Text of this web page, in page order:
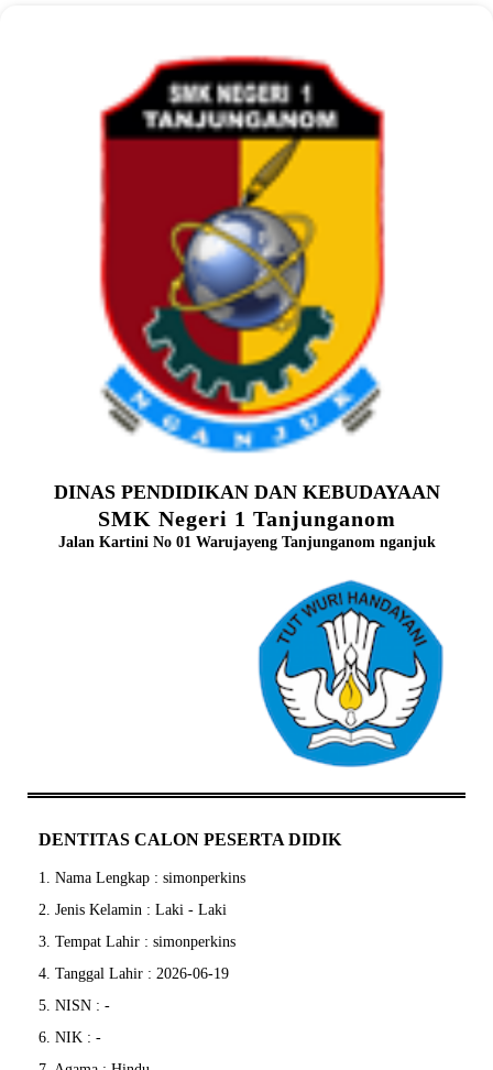
DINAS PENDIDIKAN DAN KEBUDAYAAN
SMK Negeri 1 Tanjunganom
Jalan Kartini No 01 Warujayeng Tanjunganom nganjuk
DENTITAS CALON PESERTA DIDIK
1. Nama Lengkap : simonperkins
2. Jenis Kelamin : Laki - Laki
3. Tempat Lahir : simonperkins
4. Tanggal Lahir : 2026-06-19
5. NISN : -
6. NIK : -